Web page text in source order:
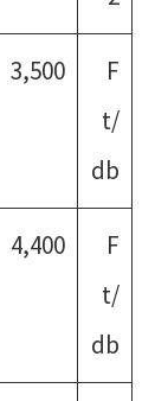
3,500
F
t/
db
4,400
F
t/
db